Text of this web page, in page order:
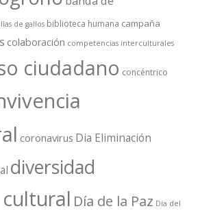
de gallos biblioteca humana campaña
colaboración competencias interculturales
ciudadano concéntrico
coronavirus Dia Eliminación
diversidad
Día de la Paz Día del